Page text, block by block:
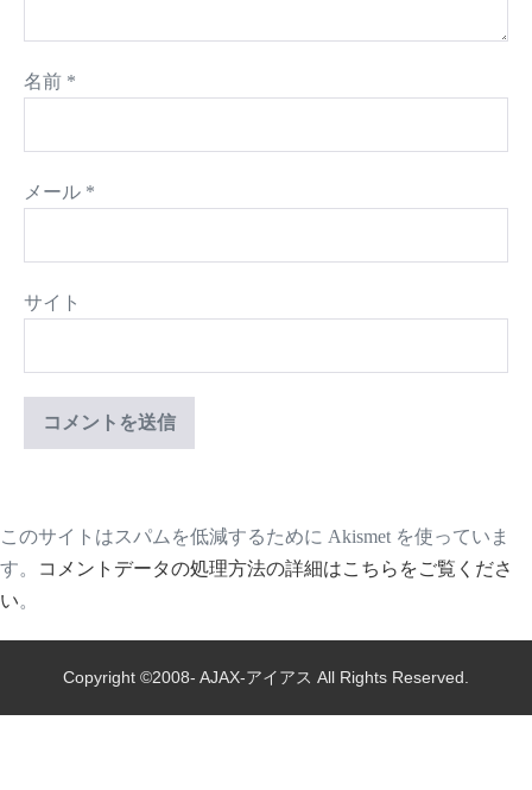
名前 *
メール *
サイト
このサイトはスパムを低減するために Akismet を使っていま
す。
コメントデータの処理方法の詳細はこちらをご覧くださ
い。
Copyright ©2008- AJAX-アイアス All Rights Reserved.